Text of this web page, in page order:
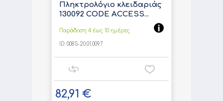
Πληκτρολόγιο κλειδαριάς
130092 CODE ACCESS...
Παράδοση 4 έως 10 ημέρες
ID: 0085-20.01.0097
82,91 €